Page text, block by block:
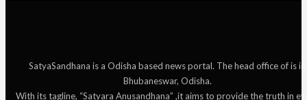
SatyaSandhana is a Odisha based news portal. The head office of is in
Bhubaneswar, Odisha.
With its tagline, “Satyara Anusandhana” ,it aims to provide the truth in